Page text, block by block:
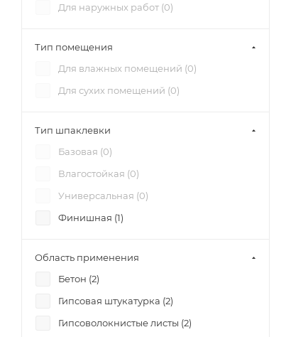
Церезит (
Для наружных работ (0)
Тип помещения
Для влажных помещений (0)
Для сухих помещений (0)
Тип шпаклевки
Базовая (0)
Влагостойкая (0)
Универсальная (0)
Финишная (1)
Область применения
Бетон (2)
Гипсовая штукатурка (2)
Гипсоволокнистые листы (2)